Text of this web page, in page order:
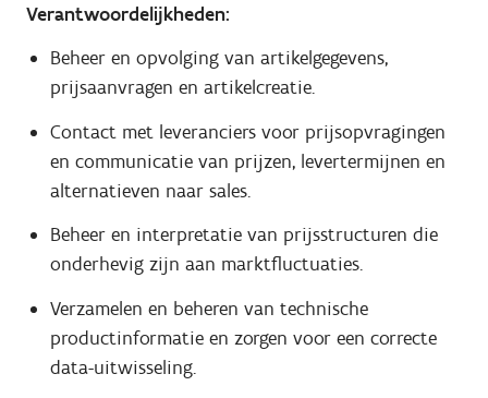
Verantwoordelijkheden:
Beheer en opvolging van artikelgegevens,
prijsaanvragen en artikelcreatie.
Contact met leveranciers voor prijsopvragingen
en communicatie van prijzen, levertermijnen en
alternatieven naar sales.
Beheer en interpretatie van prijsstructuren die
onderhevig zijn aan marktfluctuaties.
Verzamelen en beheren van technische
productinformatie en zorgen voor een correcte
data-uitwisseling.